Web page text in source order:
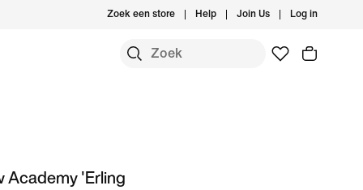
Zoek een store Help Join Us Log in
Academy 'Erling